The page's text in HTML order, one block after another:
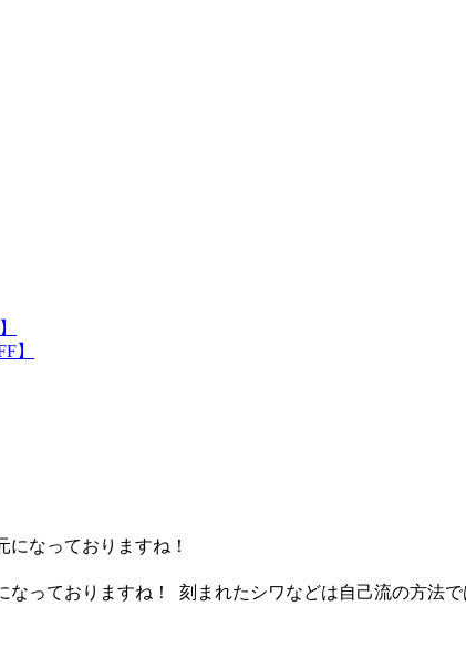
っておりますね！ ⁡ 刻まれたシワなどは自己流の方法